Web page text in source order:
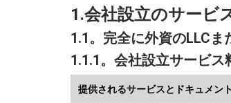
1.会社設立のサービ
1.1。完全に外資のLLCま
1.1.1。会社設立サービス
提供されるサービスとドキュメント